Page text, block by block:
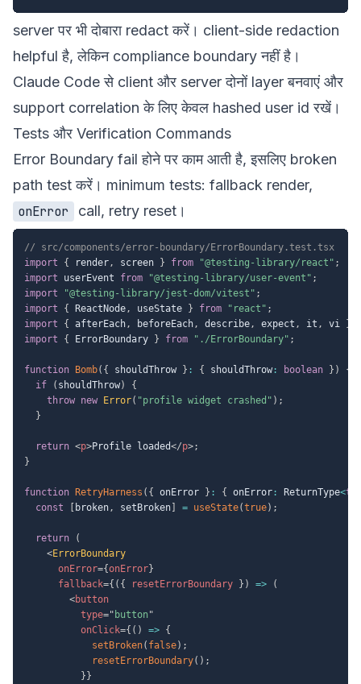
server पर भी दोबारा redact करें। client-side redaction
helpful है, लेकिन compliance boundary नहीं है।
Claude Code से client और server दोनों layer बनवाएं और
support correlation के लिए केवल hashed user id रखें।
Tests और Verification Commands
Error Boundary fail होने पर काम आती है, इसलिए broken
path test करें। minimum tests: fallback render,
onError
call, retry reset।
// src/components/error-boundary/ErrorBoundary.test.tsx
import
{ render, screen } from "@testing-library/react" ;
import userEvent from "@testing-library/user-event" ;
import
"@testing-library/jest-dom/vitest" ;
import
{ ReactNode, useState } from "react" ;
import
{ afterEach, beforeEach, describe, expect , it , vi }
import
{ ErrorBoundary } from "./ErrorBoundary" ;
function Bomb( { shouldThrow } : { shouldThrow : boolean } )
{
if
( shouldThrow)
{
throw new Error( "profile widget crashed" ) ;
}
return <p>Profile loaded</p>;
}
function RetryHarness ( { onError } : { onError : ReturnType<
const
broken, setBroken = useState(true) ;
return
(
<ErrorBoundary
onError={onError}
fallback={ ( { resetErrorBoundary } ) =>
(
<button
type=" button"
onClick={ ( ) => {
setBroken( false) ;
resetErrorBoundary( ) ;
} }